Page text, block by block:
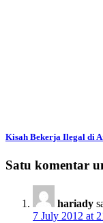
Kisah Bekerja Ilegal di
Satu komentar
hariady
7 July 2012 at